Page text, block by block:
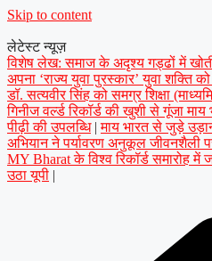
Skip to content
लेटेस्ट न्यूज़
विशेष लेख: समाज के अदृश्य गड्ढों में
अपना ‘राज्य युवा पुरस्कार’ युवा शक्ति
डॉ. सत्यवीर सिंह को समग्र शिक्षा
गिनीज वर्ल्ड रिकॉर्ड की खुशी से गूंजा
पीढ़ी की उपलब्धि | माय भारत से जुड़े
अभियान ने पर्यावरण अनुकूल जीवनशैली
MY Bharat के विश्व रिकॉर्ड समारोह
उठा यूपी |